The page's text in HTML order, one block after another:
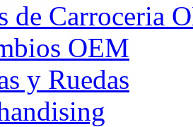
de Carroceria
OEM
y Ruedas